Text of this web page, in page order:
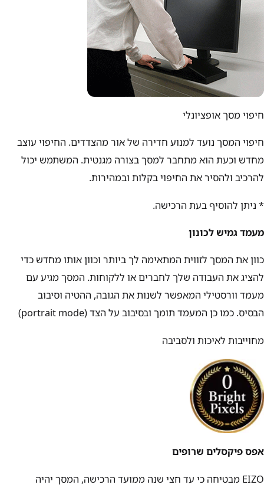
חיפוי מסך אופציונלי
חיפוי המסך נועד למנוע חדירה של אור מהצדדים. החיפוי עוצב
מחדש וכעת הוא מתחבר למסך בצורה מגנטית. המשתמש יכול
להרכיב ולהסיר את החיפוי בקלות ובמהירות.
* ניתן להוסיף בעת הרכישה.
מעמד גמיש לכונון
כוון את המסך לזווית המתאימה לך ביותר וכוון אותו מחדש כדי
להציג את העבודה שלך לחברים או ללקוחות. המסך מגיע עם
מעמד וורסטילי המאפשר לשנות את הגובה, ההטיה וסיבוב
הבסיס. כמו כן המעמד תומך ובסיבוב על הצד (portrait mode)
מחוייבות לאיכות ולסביבה
אפס פיקסלים שרופים
EIZO מבטיחה כי עד חצי שנה ממועד הרכישה, המסך יהיה